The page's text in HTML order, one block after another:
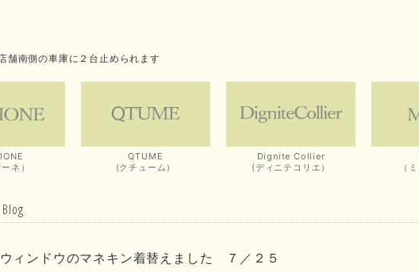
南側の車庫に２台止められます
ネ）
QTUME
(クチューム）
Dignite Collier
(ディニテコリエ）
（
Blog
ウィンドウのマネキン着替えました ７／２５